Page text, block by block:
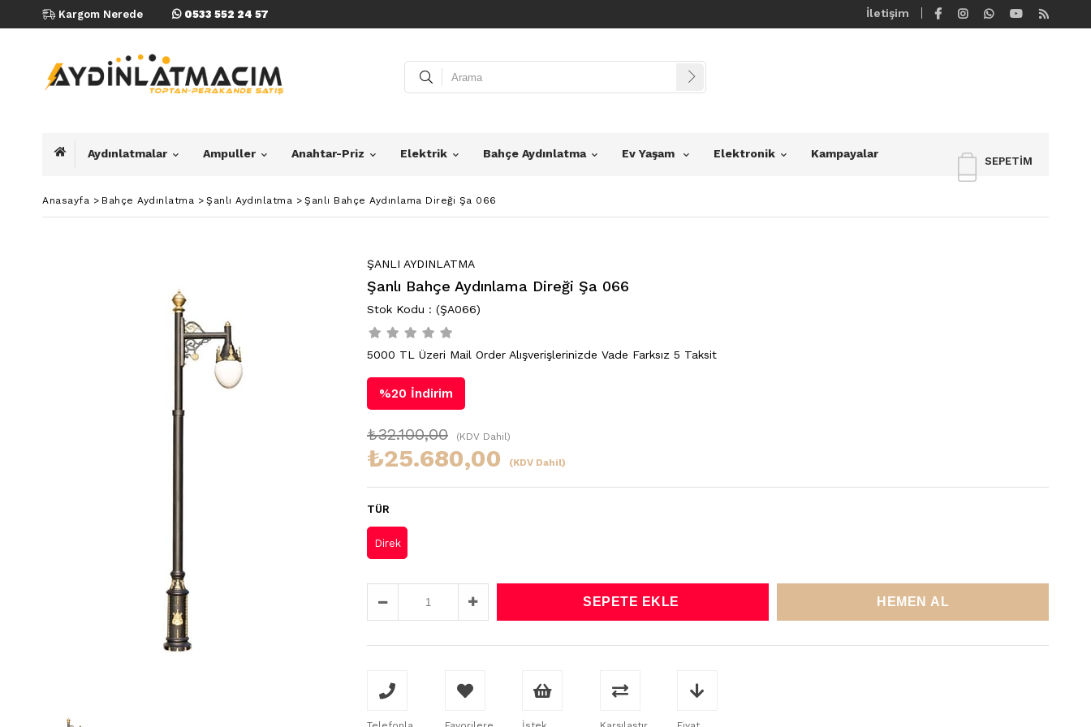
Kargom Nerede 0533 552 24 57 İletişim
SEPETIM
Aydınlatmalar Ampuller Anahtar-Priz Elektrik Bahçe Aydınlatma Ev Yaşam Elektronik Kampayalar
Anasayfa > Bahçe Aydınlatma > Şanlı Aydınlatma > Şanlı Bahçe Aydınlama Direği Şa 066
ŞANLI AYDINLATMA
Şanlı Bahçe Aydınlama Direği Şa 066
(ŞA066)
5000 TL Üzeri Mail Order Alışverişlerinizde Vade Farksız 5 Taksit
%20 İndirim
₺32.100,00 (KDV Dahil)
₺25.680,00 (KDV Dahil)
TÜR
Direk